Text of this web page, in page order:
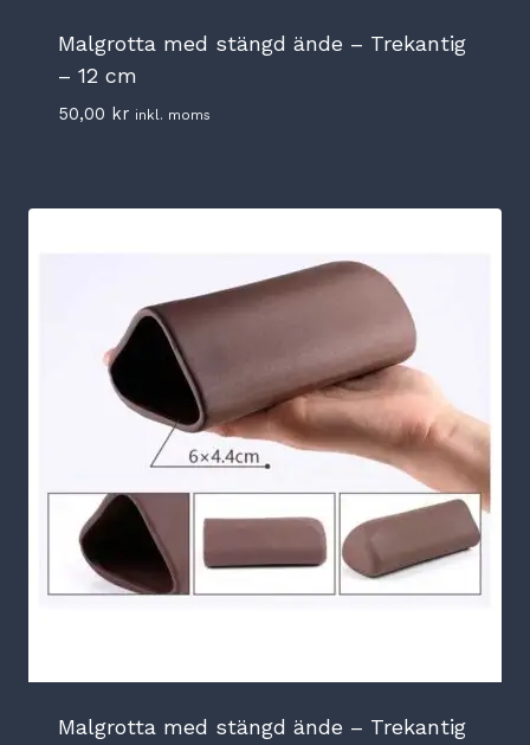
Malgrotta med stängd ände – Trekantig
– 12 cm
50,00 kr inkl. moms
Malgrotta med stängd ände – Trekantig